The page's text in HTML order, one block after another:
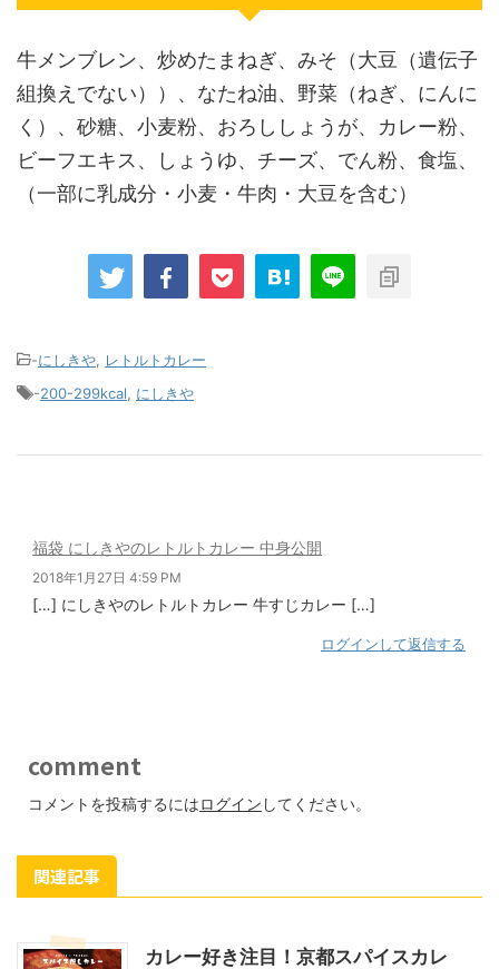
牛メンブレン、炒めたまねぎ、みそ（大豆（遺伝子
組換えでない））、なたね油、野菜（ねぎ、にんに
く）、砂糖、小麦粉、おろししょうが、カレー粉、
ビーフエキス、しょうゆ、チーズ、でん粉、食塩、
（一部に乳成分・小麦・牛肉・大豆を含む）
-にしきや
レトルトカレー
-200-299kcal にしきや
福袋 にしきやのレトルトカレー 中身公開
2018年1月27日 4:59 PM
[…] にしきやのレトルトカレー 牛すじカレー […]
ログインして返信する
comment
コメントを投稿するにはログイン してください。
関連記事
カレー好き注目！京都スパイスカレ